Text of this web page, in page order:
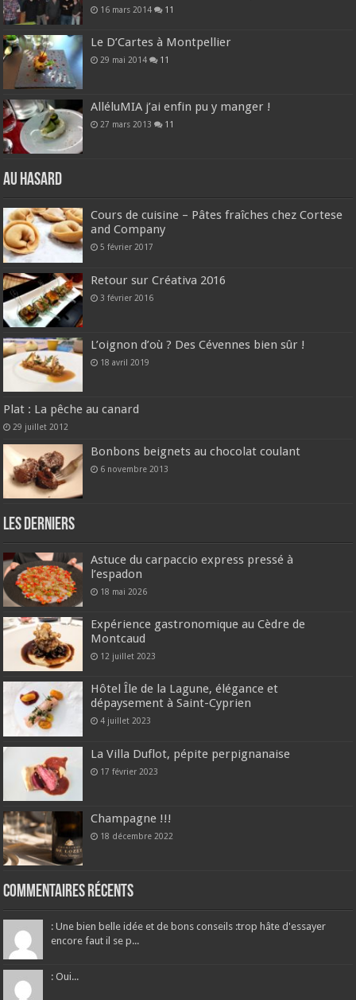
16 mars 2014 11
Le D’Cartes à Montpellier
29 mai 2014 11
AlléluMIA j’ai enfin pu y manger !
27 mars 2013 11
Au hasard
Cours de cuisine – Pâtes fraîches chez Cortese
and Company
5 février 2017
Retour sur Créativa 2016
3 février 2016
L’oignon d’où ? Des Cévennes bien sûr !
18 avril 2019
Plat : La pêche au canard
29 juillet 2012
Bonbons beignets au chocolat coulant
6 novembre 2013
Les derniers
Astuce du carpaccio express pressé à
l’espadon
18 mai 2026
Expérience gastronomique au Cèdre de
Montcaud
12 juillet 2023
Hôtel Île de la Lagune, élégance et
dépaysement à Saint-Cyprien
4 juillet 2023
La Villa Duflot, pépite perpignanaise
17 février 2023
Champagne !!!
18 décembre 2022
Commentaires récents
: Une bien belle idée et de bons conseils :trop hâte d'essayer
encore faut il se p...
: Oui...